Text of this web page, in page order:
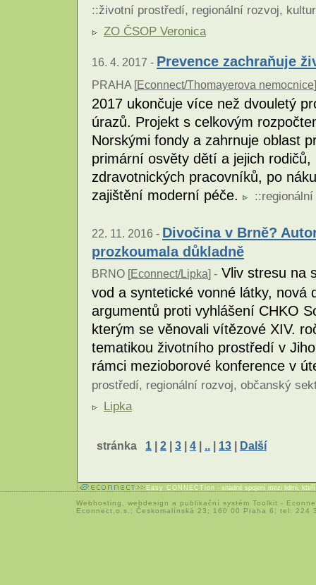
::životní prostředí, regionální rozvoj,
ZO ČSOP Veronica
16. 4. 2017 - Prevence zachraňuje
PRAHA [Econnect/Thomayerova nemocnice
2017 ukončuje více než dvouletý
úrazů. Projekt s celkovým
Norskými fondy a zahrnuje oblast
primární osvěty dětí a jejich
zdravotnických pracovníků, po
zajištění moderní péče.
::
22. 11. 2016 - Divočina v Brně?
prozkoumala důkladně
BRNO [Econnect/Lipka] - Vliv stresu na
vod a syntetické vonné látky, nová
argumentů proti vyhlášení CHKO
kterým se věnovali vítězové XIV.
tematikou životního prostředí v
rámci mezioborové konference v
prostředí, regionální rozvoj, občanský
Lipka
stránka 1 | 2 | 3 | 4 | .. | 13 | Další
Easy CONNECTion - snadné spojení mezi lidmi,
Webhosting webdesign a publikační systém Toolkit -
Econnect,o.s.; Českomalínská 23; 160 00 Praha 6; tel: 224